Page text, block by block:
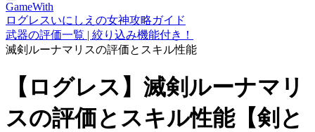
GameWith
ログレスいにしえの女神攻略ガイド
武器の評価一覧 | 絞り込み機能付き！
滅剣ルーナマリスの評価とスキル性能
【ログレス】滅剣ルーナマリ
スの評価とスキル性能【剣と